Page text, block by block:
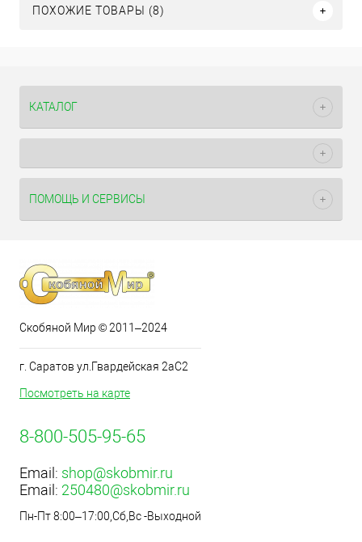
ПОХОЖИЕ ТОВАРЫ (8)
КАТАЛОГ
ПОМОЩЬ И СЕРВИСЫ
Скобяной Мир © 2011–2024
г. Саратов ул.Гвардейская 2аС2
Посмотреть на карте
8-800-505-95-65
Email: shop@skobmir.ru
Email: 250480@skobmir.ru
Пн-Пт 8:00–17:00,Сб,Вс -Выходной